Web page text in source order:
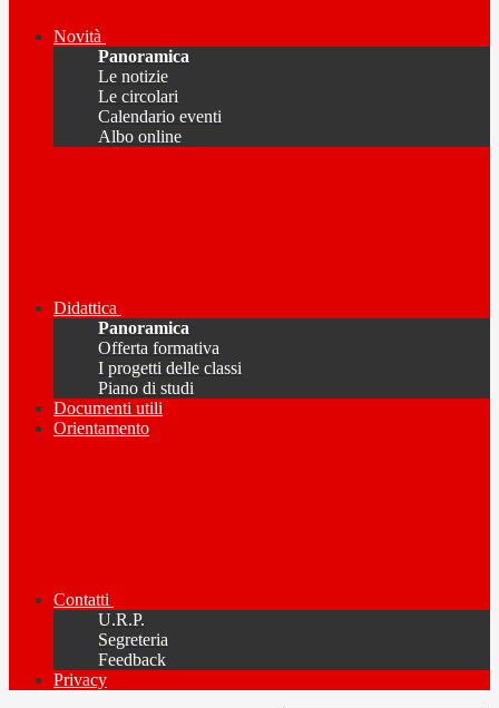
Novità
Panoramica
Le notizie
Le circolari
Calendario eventi
Albo online
Didattica
Panoramica
Offerta formativa
I progetti delle classi
Piano di studi
Documenti utili
Orientamento
Contatti
U.R.P.
Segreteria
Feedback
Privacy